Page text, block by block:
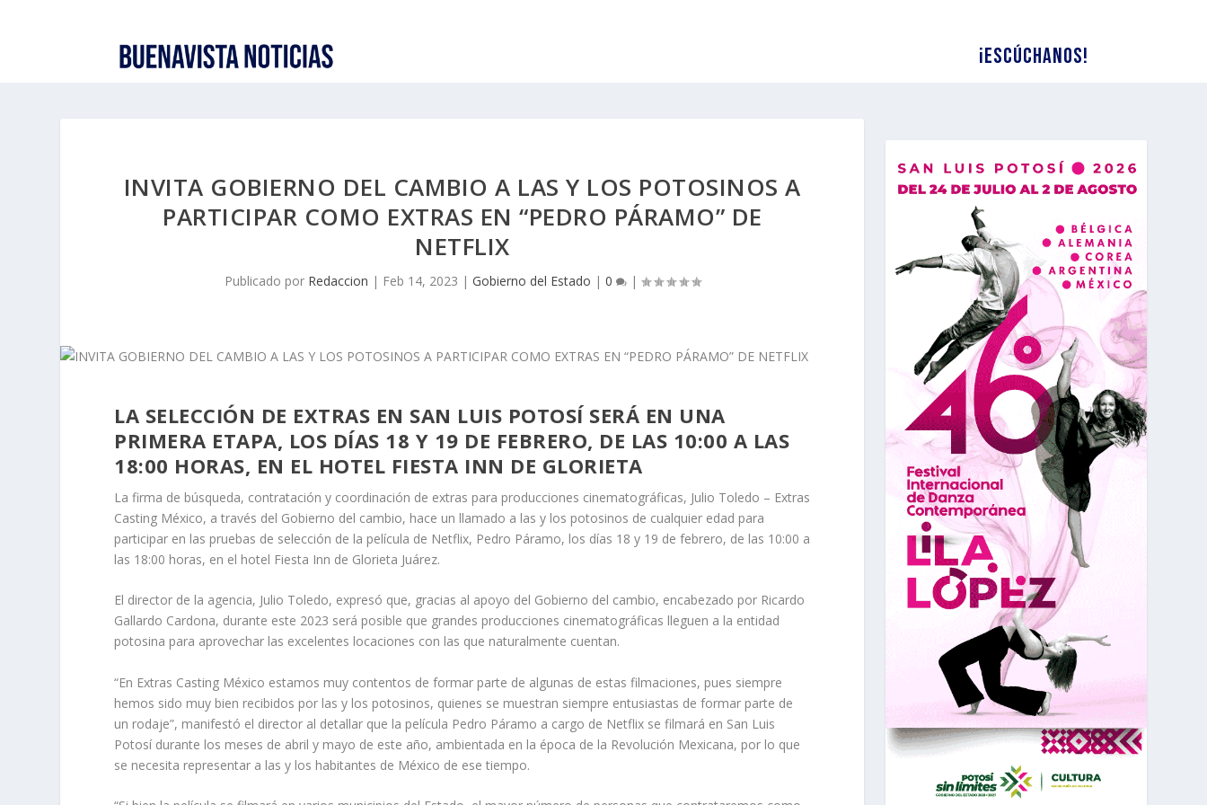
¡Escúchanos!
INVITA GOBIERNO DEL CAMBIO A LAS Y LOS POTOSINOS A
PARTICIPAR COMO EXTRAS EN “PEDRO PÁRAMO” DE
NETFLIX
Publicado por Redaccion | Feb 14, 2023 | Gobierno del Estado | 0 |
LA SELECCIÓN DE EXTRAS EN SAN LUIS POTOSÍ SERÁ EN UNA
PRIMERA ETAPA, LOS DÍAS 18 Y 19 DE FEBRERO, DE LAS 10:00 A LAS
18:00 HORAS, EN EL HOTEL FIESTA INN DE GLORIETA
La firma de búsqueda, contratación y coordinación de extras para producciones cinematográficas, Julio Toledo – Extras
Casting México, a través del Gobierno del cambio, hace un llamado a las y los potosinos de cualquier edad para
participar en las pruebas de selección de la película de Netflix, Pedro Páramo, los días 18 y 19 de febrero, de las 10:00 a
las 18:00 horas, en el hotel Fiesta Inn de Glorieta Juárez.
El director de la agencia, Julio Toledo, expresó que, gracias al apoyo del Gobierno del cambio, encabezado por Ricardo
Gallardo Cardona, durante este 2023 será posible que grandes producciones cinematográficas lleguen a la entidad
potosina para aprovechar las excelentes locaciones con las que naturalmente cuentan.
“En Extras Casting México estamos muy contentos de formar parte de algunas de estas filmaciones, pues siempre
hemos sido muy bien recibidos por las y los potosinos, quienes se muestran siempre entusiastas de formar parte de
un rodaje”, manifestó el director al detallar que la película Pedro Páramo a cargo de Netflix se filmará en San Luis
Potosí durante los meses de abril y mayo de este año, ambientada en la época de la Revolución Mexicana, por lo que
se necesita representar a las y los habitantes de México de ese tiempo.